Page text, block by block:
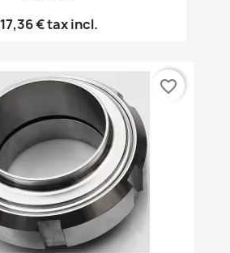
17,36 €tax incl.
favorite_border